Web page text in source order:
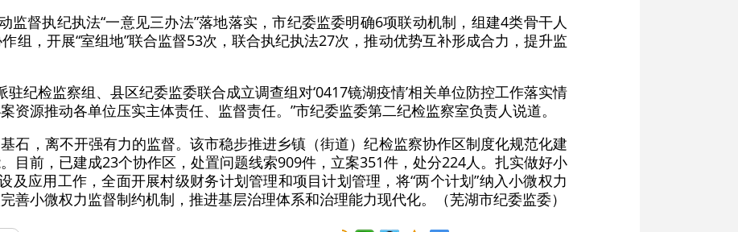
监督执纪执法“一意见三办法”落地落实，市纪委监委明确6项联动机制，组建4类骨干人
组，开展“室组地”联合监督53次，联合执纪执法27次，推动优势互补形成合力，提升监
驻纪检监察组、县区纪委监委联合成立调查组对‘0417镜湖疫情’相关单位防控工作落实情
资源推动各单位压实主体责任、监督责任。”市纪委监委第二纪检监察室负责人说道。
石，离不开强有力的监督。该市稳步推进乡镇（街道）纪检监察协作区制度化规范化建
目前，已建成23个协作区，处置问题线索909件，立案351件，处分224人。扎实做好小
及应用工作，全面开展村级财务计划管理和项目计划管理，将“两个计划”纳入小微权力
善小微权力监督制约机制，推进基层治理体系和治理能力现代化。（芜湖市纪委监委）